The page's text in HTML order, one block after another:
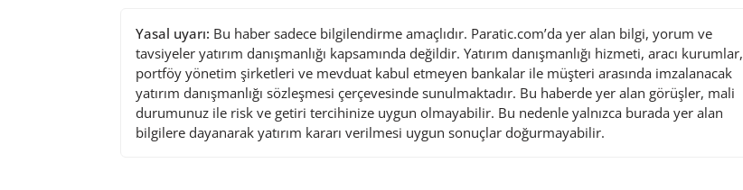
Yasal uyarı: Bu haber sadece bilgilendirme amaçlıdır. Paratic.com’da yer alan bilgi, yorum ve
tavsiyeler yatırım danışmanlığı kapsamında değildir. Yatırım danışmanlığı hizmeti, aracı kurumlar,
portföy yönetim şirketleri ve mevduat kabul etmeyen bankalar ile müşteri arasında imzalanacak
yatırım danışmanlığı sözleşmesi çerçevesinde sunulmaktadır. Bu haberde yer alan görüşler, mali
durumunuz ile risk ve getiri tercihinize uygun olmayabilir. Bu nedenle yalnızca burada yer alan
bilgilere dayanarak yatırım kararı verilmesi uygun sonuçlar doğurmayabilir.